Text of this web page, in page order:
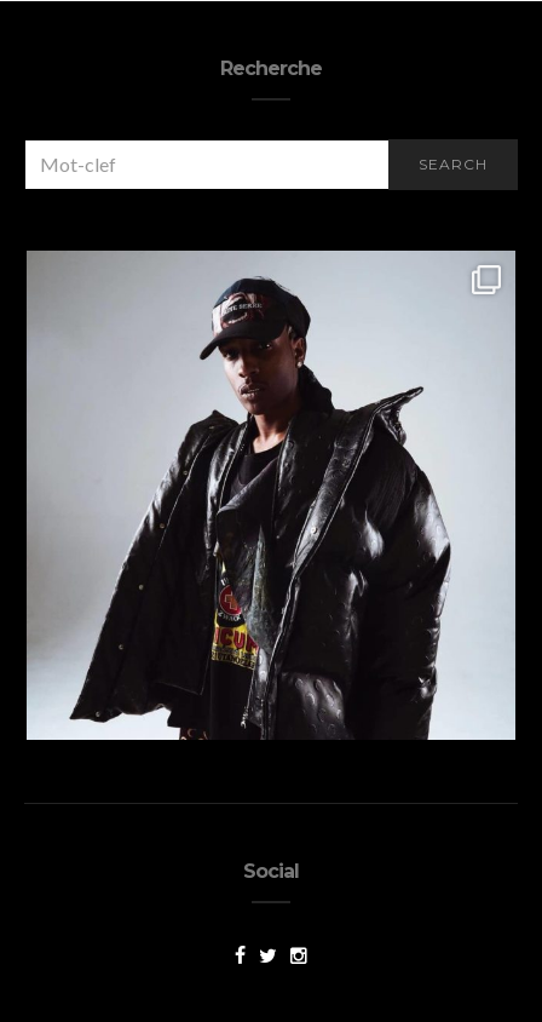
Recherche
FOR:
SEARCH
Social